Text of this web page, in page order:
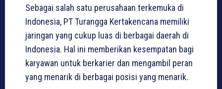
Sebagai salah satu perusahaan terkemuka di
Indonesia, PT Turangga Kertakencana memiliki
jaringan yang cukup luas di berbagai daerah di
Indonesia. Hal ini memberikan kesempatan bagi
karyawan untuk berkarier dan mengambil peran
yang menarik di berbagai posisi yang menarik.